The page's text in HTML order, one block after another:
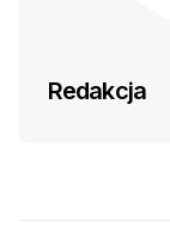
Redakcja